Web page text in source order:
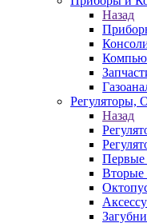
Назад
Регуляторы,
Назад
Первые
Вторые